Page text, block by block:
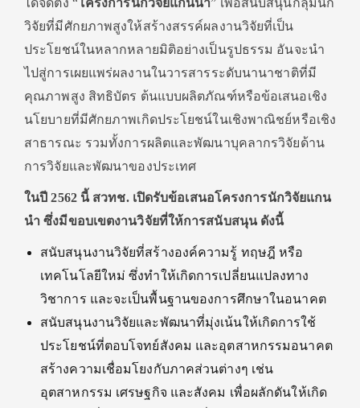
ได้จัดตั้ง “โครงการนักวิจัยแกนนำ” เพื่อสนับสนุนกลุ่มนัก
วิจัยที่มีศักยภาพสูงให้สร้างสรรค์ผลงานวิจัยที่เป็น
ประโยชน์ในหลากหลายมิติอย่างเป็นรูปธรรม อันจะนำ
ไปสู่การเผยแพร่ผลงานในวารสารระดับนานาชาติที่มี
คุณภาพสูง สิทธิบัตร ต้นแบบผลิตภัณฑ์หรือข้อเสนอเชิง
นโยบายที่มีศักยภาพเกิดประโยชน์ในเชิงพาณิชย์หรือเชิง
สาธารณะ รวมทั้งการผลิตและพัฒนาบุคลากรวิจัยด้าน
การวิจัยและพัฒนาของประเทศ
ในปี2562 นี้ สวทช. เปิดรับข้อเสนอโครงการนักวิจัยแกน
นำ ซึ่งมีขอบเขตงานวิจัยที่ให้การสนับสนุน ดังนี้
สนับสนุนงานวิจัยที่สร้างองค์ความรู้ ทฤษฎี หรือ
เทคโนโลยีใหม่ ซึ่งทำให้เกิดการเปลี่ยนแปลงทาง
วิชาการ และจะเป็นพื้นฐานของการศึกษาในอนาคต
สนับสนุนงานวิจัยและพัฒนาที่มุ่งเน้นให้เกิดการใช้
ประโยชน์ที่ตอบโจทย์สังคม และอุตสาหกรรมอนาคต
สร้างความเชื่อมโยงกับภาคส่วนต่างๆ เช่น
อุตสาหกรรม เศรษฐกิจ และสังคม เพื่อผลักดันให้เกิด